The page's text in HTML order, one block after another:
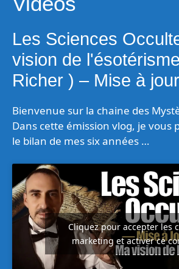
Les Sciences
vision de
Richer ) – Mise à
Bienvenue sur la chaine des
Dans cette émission vlog, je vous
le bilan de mes six années …
Cliquez pour accepter les
marketing et activer ce